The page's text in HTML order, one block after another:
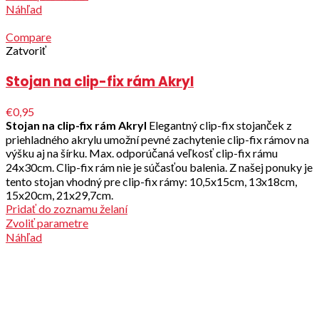
Náhľad
Compare
Zatvoriť
Stojan na clip-fix rám Akryl
€0,95
Stojan na clip-fix rám Akryl Elegantný clip-fix stojanček z
priehladného akrylu umožní pevné zachytenie clip-fix rámov na
výšku aj na šírku. Max. odporúčaná veľkosť clip-fix rámu
24x30cm. Clip-fix rám nie je súčasťou balenia. Z našej ponuky je
tento stojan vhodný pre clip-fix rámy: 10,5x15cm, 13x18cm,
15x20cm, 21x29,7cm.
Pridať do zoznamu želaní
Zvoliť parametre
Náhľad